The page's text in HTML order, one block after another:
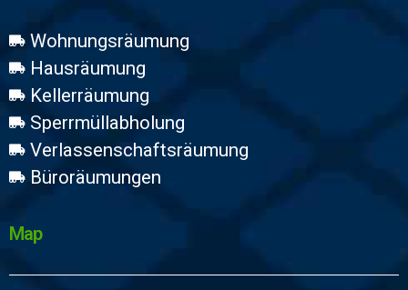
Wohnungsräumung
Hausräumung
Kellerräumung
Sperrmüllabholung
Verlassenschaftsräumung
Büroräumungen
Map